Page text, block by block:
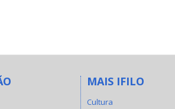
MAIS IFILO
Cultura